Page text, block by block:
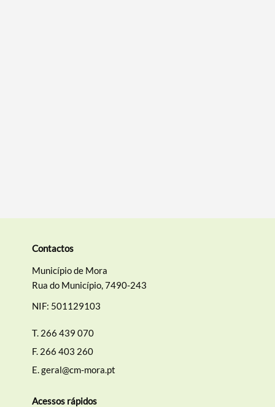
Contactos
Município de Mora
Rua do Município, 7490-243
NIF: 501129103
T. 266 439 070
F. 266 403 260
E.geral@cm-mora.pt
Acessos rápidos